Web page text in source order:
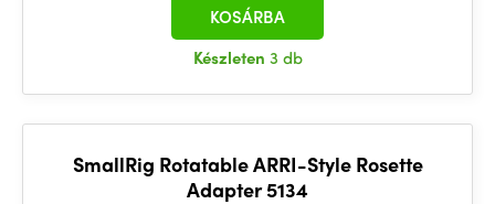
Készleten 3 db
KOSÁRBA
SmallRig Rotatable ARRI-Style Rosette
Adapter 5134